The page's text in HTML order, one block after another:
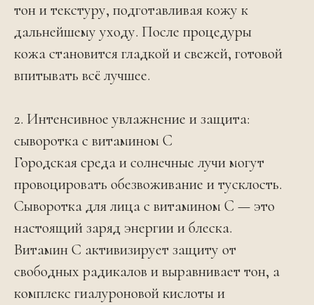
тон и текстуру, подготавливая кожу к
дальнейшему уходу. После процедуры
кожа становится гладкой и свежей, готовой
впитывать всё лучшее.
2. Интенсивное увлажнение и защита:
сыворотка с витамином C
Городская среда и солнечные лучи могут
провоцировать обезвоживание и тусклость.
Сыворотка для лица с витамином C — это
настоящий заряд энергии и блеска.
Витамин С активизирует защиту от
свободных радикалов и выравнивает тон, а
комплекс гиалуроновой кислоты и